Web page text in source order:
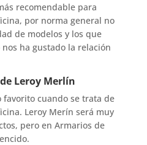
recomendable para
por norma general no
de modelos y los que
ha gustado la relación
Leroy Merlín
favorito cuando se trata de
Leroy Merín será muy
pero en Armarios de